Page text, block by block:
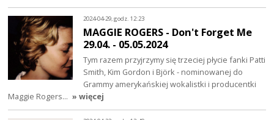
2024-04-29, godz. 12:23
MAGGIE ROGERS - Don't Forget Me
29.04. - 05.05.2024
Tym razem przyjrzymy się trzeciej płycie fanki Patti
Smith, Kim Gordon i Björk - nominowanej do
Grammy amerykańskiej wokalistki i producentki
Maggie Rogers… » więcej